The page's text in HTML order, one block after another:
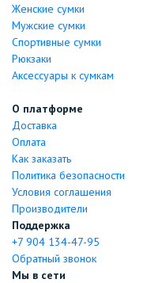
Женские сумки
Мужские сумки
Спортивные сумки
Рюкзаки
Аксессуары к сумкам
О платформе
Доставка
Оплата
Как заказать
Политика безопасности
Условия соглашения
Производители
Поддержка
+7 904 134-47-95
Обратный звонок
Мы в сети